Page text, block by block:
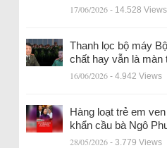
17/06/2026 - 14.528 Views
Thanh lọc bộ máy
chất hay vẫn là màn
16/06/2026 - 4.942 Views
Hàng loạt trẻ em
khẩn cầu bà Ngô
28/05/2026 - 3.779 Views